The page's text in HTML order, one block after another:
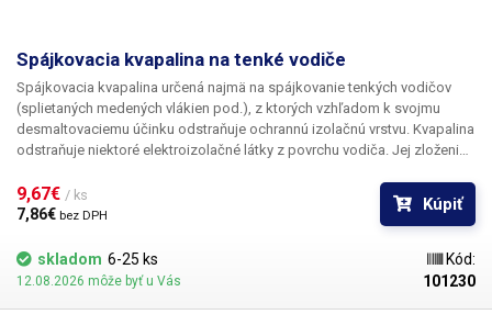
Spájkovacia kvapalina na tenké vodiče
Spájkovacia kvapalina určená najmä na spájkovanie tenkých vodičov
(splietaných medených vlákien pod.), z ktorých vzhľadom k svojmu
desmaltovaciemu účinku odstraňuje ochrannú izolačnú vrstvu. Kvapalina
odstraňuje niektoré elektroizolačné látky z povrchu vodiča. Jej zloženie
vďaka počtu vodičov veľkú styčnú plochu s okolitým prostredím.
9,67€ / ks
7,86€ bez DPH
Kúpiť
skladom 6-25 ks
12.08.2026 môže byť u Vás
Kód:
101230